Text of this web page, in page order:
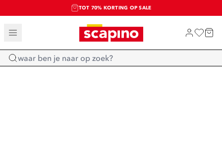
TOT 70% KORTING OP SALE
SALE: LAATSTE KANS!
SHOP NIEUW
Home